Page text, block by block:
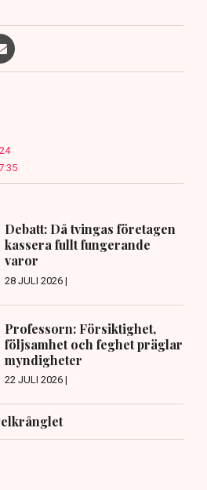
Debatt: Då tvingas företagen
kassera fullt fungerande
varor
28 JULI 2026 |
Professorn: Försiktighet,
följsamhet och feghet präglar
myndigheter
22 JULI 2026 |